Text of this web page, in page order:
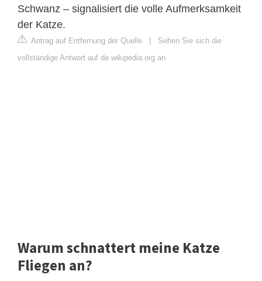
Schwanz – signalisiert die volle Aufmerksamkeit
der Katze.
Antrag auf Entfernung der Quelle
Sehen Sie sich die
vollständige Antwort auf de.wikipedia.org an
Warum schnattert meine Katze
Fliegen an?